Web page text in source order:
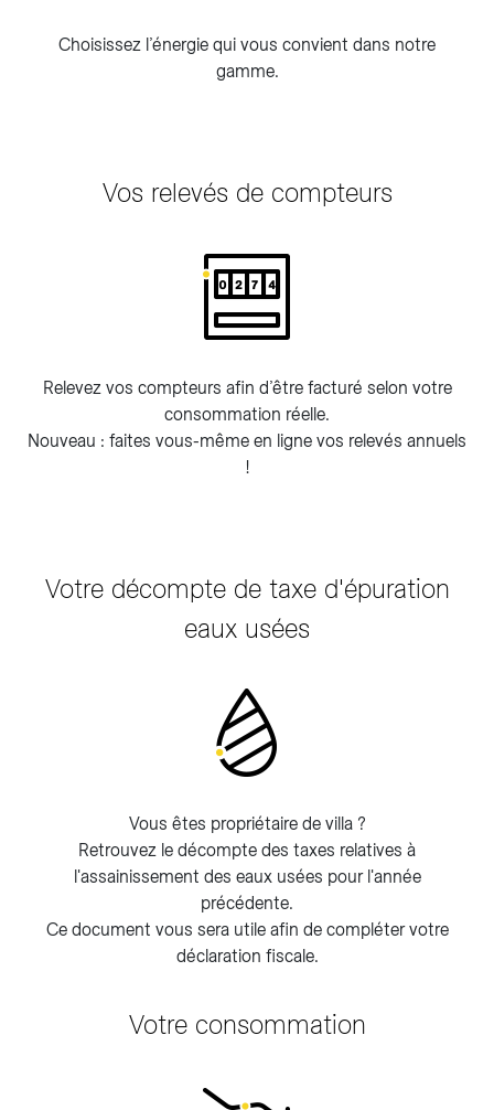
Choisissez l’énergie qui vous convient dans notre
gamme.
Vos relevés de compteurs
Relevez vos compteurs afin d’être facturé selon votre
consommation réelle.
Nouveau : faites vous-même en ligne vos relevés annuels
!
Votre décompte de taxe d'épuration
eaux usées
Vous êtes propriétaire de villa ?
Retrouvez le décompte des taxes relatives à
l'assainissement des eaux usées pour l'année
précédente.
Ce document vous sera utile afin de compléter votre
déclaration fiscale.
Votre consommation